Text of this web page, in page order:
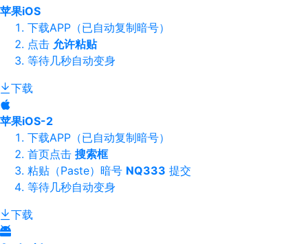
苹果iOS
下载APP（已自动复制暗号）
点击 允许粘贴
等待几秒自动变身
下载
苹果iOS-2
下载APP（已自动复制暗号）
首页点击 搜索框
粘贴（Paste）暗号 NQ333 提交
等待几秒自动变身
下载